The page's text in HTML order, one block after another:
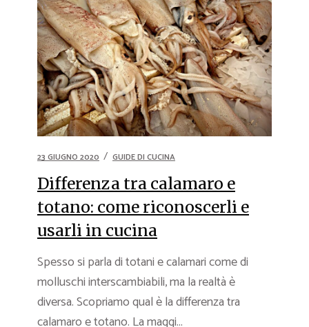
23 GIUGNO 2020 GUIDE DI CUCINA
Differenza tra calamaro e
totano: come riconoscerli e
usarli in cucina
Spesso si parla di totani e calamari come di
molluschi interscambiabili, ma la realtà è
diversa. Scopriamo qual è la differenza tra
calamaro e totano. La maggi...